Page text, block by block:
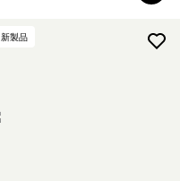
新製品